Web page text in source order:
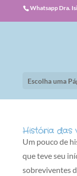
Whatsapp Dra.
Escolha uma
História das
Um pouco de
que teve seu
sobreviventes